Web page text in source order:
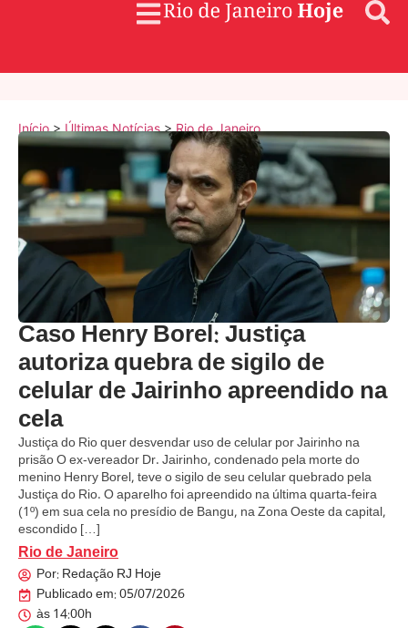
Início>Últimas Notícias>Rio de Janeiro
Caso Henry Borel: Justiça
autoriza quebra de sigilo de
celular de Jairinho apreendido na
cela
Justiça do Rio quer desvendar uso de celular por Jairinho na
prisão O ex-vereador Dr. Jairinho, condenado pela morte do
menino Henry Borel, teve o sigilo de seu celular quebrado pela
Justiça do Rio. O aparelho foi apreendido na última quarta-feira
(1º) em sua cela no presídio de Bangu, na Zona Oeste da capital,
escondido […]
Rio de Janeiro
Por: Redação RJ Hoje
Publicado em:05/07/2026
às14:00h